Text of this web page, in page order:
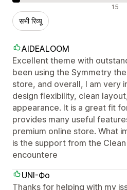
नकारात्मक रिव्यू 15
सभी रिव्यू
AIDEALOOM
Excellent theme with
been using the Symmetry
store, and overall, I am very
design flexibility, clean
appearance. It is a great fit
provides many useful
premium online store. What
is the support from the
encountere
UNI-Фо
Thanks for helping with my